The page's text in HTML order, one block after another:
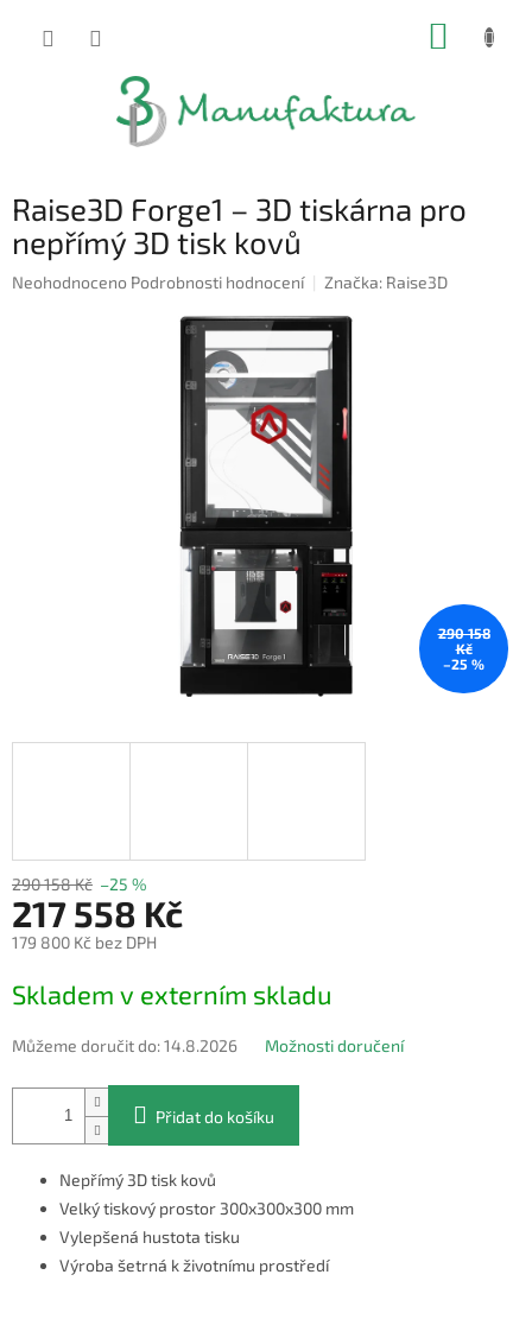
Raise3D Forge1 – 3D tiskárna pro
nepřímý 3D tisk kovů
Průměrné
Neohodnoceno Podrobnosti hodnocení Značka: Raise3D
290 158
Kč
–25 %
290 158 Kč –25 %
217 558 Kč
179 800 Kč bez DPH
cena:
Skladem v externím skladu
Můžeme doručit do:14.8.2026 Možnosti doručení
Přidat do košíku
Nepřímý 3D tisk kovů
Velký tiskový prostor 300x300x300 mm
Vylepšená hustota tisku
Výroba šetrná k životnímu prostředí